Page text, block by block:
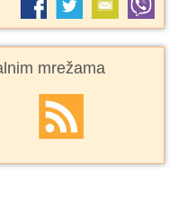
mrežama